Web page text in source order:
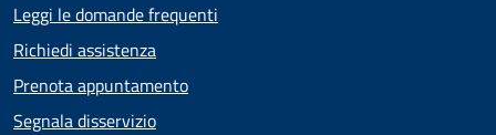
Leggi le domande frequenti
Richiedi assistenza
Prenota appuntamento
Segnala disservizio